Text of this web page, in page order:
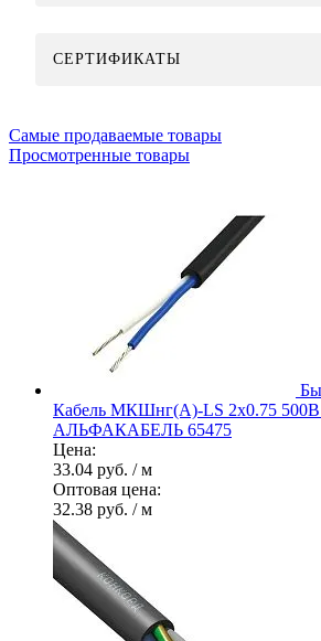
СЕРТИФИКАТЫ
Самые продаваемые товары
Просмотренные товары
Кабель МКШнг(А)-LS 2х0.75 500В
АЛЬФАКАБЕЛЬ 65475
Цена:
33.04 руб. / м
Оптовая цена:
32.38 руб. / м